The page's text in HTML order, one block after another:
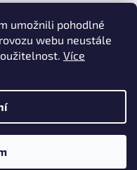
umožnili pohodlné
webu neustále
Více
na motocykly EVO |